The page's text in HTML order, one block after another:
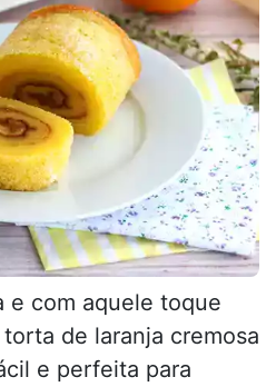
e com aquele toque
de laranja cremosa
e perfeita para